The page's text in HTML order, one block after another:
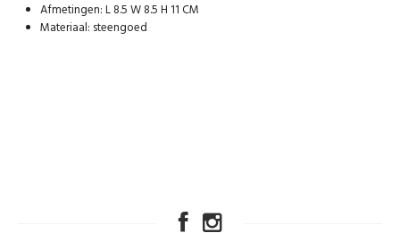
Afmetingen: L 8.5 W 8.5 H 11 CM
Materiaal: steengoed